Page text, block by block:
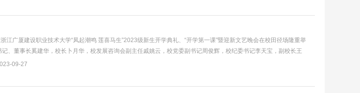
江广厦建设职业技术大学“凤起潮鸣 莲喜马生”2023级新生开学典礼、“开学第一课”暨迎新文艺晚会在校田径场隆重举
记、董事长奚建华，校长卜月华，校发展咨询会副主任戚姚云，校党委副书记周俊辉，校纪委书记李天宝，副校长王
丽雅，副校长王兴，校党委委员...
09-27